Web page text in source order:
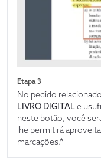
Etapa 3
No pedido
LIVRO DIGITALe
neste botão, você
lhe permitirá
marcações.*